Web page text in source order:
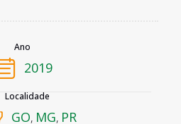
Ano
2019
Localidade
GO, MG, PR